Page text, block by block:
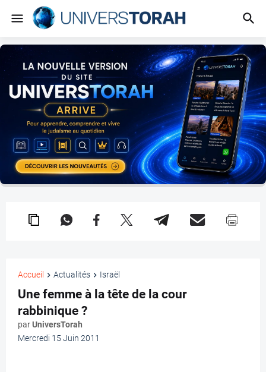
Accueil Actualités Israël
Une femme à la tête de la cour
rabbinique ?
parUniversTorah
Mercredi 15 Juin 2011